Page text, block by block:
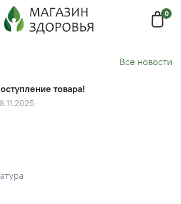
0
Все новости
товара!